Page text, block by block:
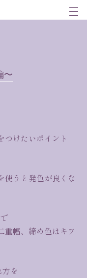
〜
つけたいポイント
うと発色が良くな
幅、締め色はキワ
を